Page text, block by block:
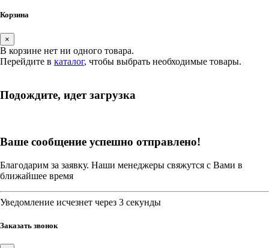
Корзина
×
В корзине нет ни одного товара.
Перейдите в каталог, чтобы выбрать необходимые товары.
Подождите, идет загрузка
Ваше сообщение успешно отправлено!
Благодарим за заявку. Наши менеджеры свяжутся с Вами в
ближайшее время
Уведомление исчезнет через 3 секунды
Заказать звонок